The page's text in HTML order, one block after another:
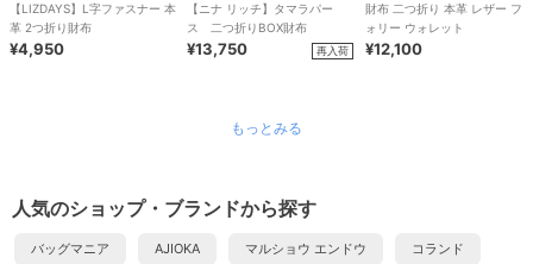
【LIZDAYS】L字ファスナー 本
革 2つ折り財布
¥4,950
【ニナ リッチ】タマラパー
ス 二つ折りBOX財布
¥13,750 再入荷
財布 二つ折り 本革 レザー フ
ォリー ウォレット
¥12,100
もっとみる
人気のショップ・ブランドから探す
バッグマニア AJIOKA マルショウ エンドウ コランド